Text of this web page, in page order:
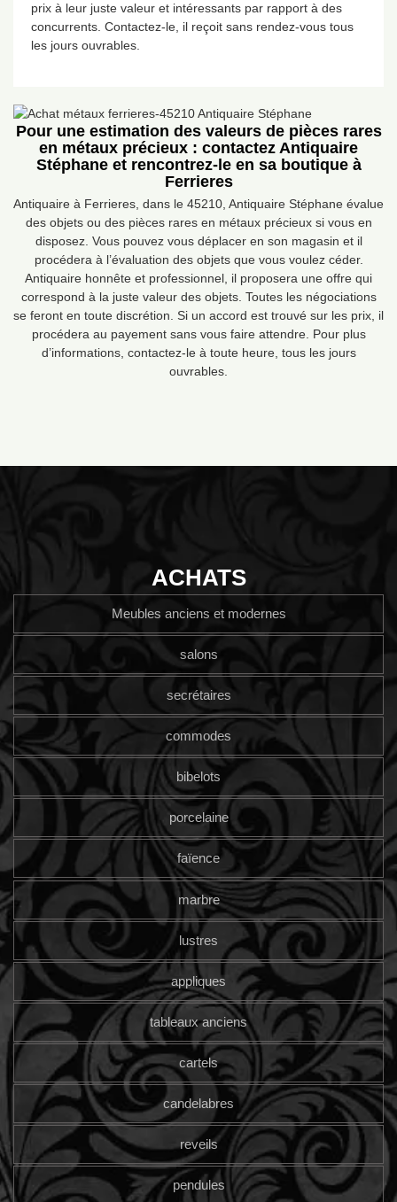
prix à leur juste valeur et intéressants par rapport à des
concurrents. Contactez-le, il reçoit sans rendez-vous tous
les jours ouvrables.
Pour une estimation des valeurs de pièces rares
en métaux précieux : contactez Antiquaire
Stéphane et rencontrez-le en sa boutique à
Ferrieres
Antiquaire à Ferrieres, dans le 45210, Antiquaire Stéphane évalue
des objets ou des pièces rares en métaux précieux si vous en
disposez. Vous pouvez vous déplacer en son magasin et il
procédera à l’évaluation des objets que vous voulez céder.
Antiquaire honnête et professionnel, il proposera une offre qui
correspond à la juste valeur des objets. Toutes les négociations
se feront en toute discrétion. Si un accord est trouvé sur les prix, il
procédera au payement sans vous faire attendre. Pour plus
d’informations, contactez-le à toute heure, tous les jours
ouvrables.
ACHATS
Meubles anciens et modernes
salons
secrétaires
commodes
bibelots
porcelaine
faïence
marbre
lustres
appliques
tableaux anciens
cartels
candelabres
reveils
pendules